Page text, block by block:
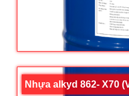
Nhựa alkyd 862- X70